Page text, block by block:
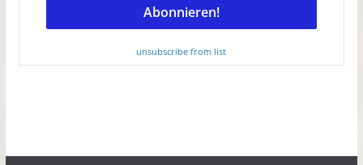
unsubscribe from list